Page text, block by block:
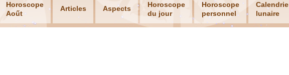
Horoscope
Aoűt
Articles Aspects
Horoscope
du jour
Horoscope
personnel
lunaire